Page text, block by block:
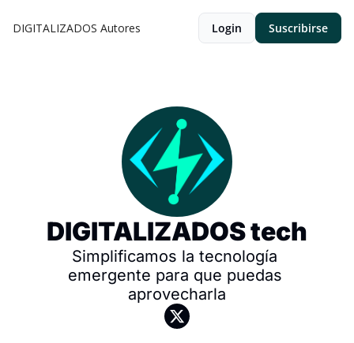
DIGITALIZADOS Autores Login Suscribirse
DIGITALIZADOS tech
Simplificamos la tecnología
emergente para que puedas
aprovecharla